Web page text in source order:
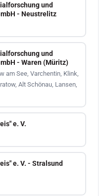
und
- Neustrelitz
und
- Waren (Müritz)
am See, Varchentin, Klink,
Alt Schönau, Lansen,
e. V.
e. V. - Stralsund